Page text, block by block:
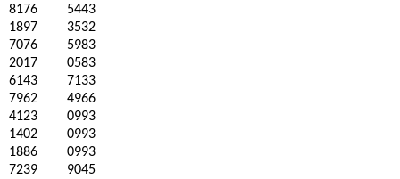
8176
5443
1897
3532
7076
5983
2017
0583
6143
7133
7962
4966
4123
0993
1402
0993
1886
0993
7239
9045